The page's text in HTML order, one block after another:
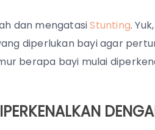
dan mengatasiStunting.
diperlukan bayi agar
berapa bayi mulai